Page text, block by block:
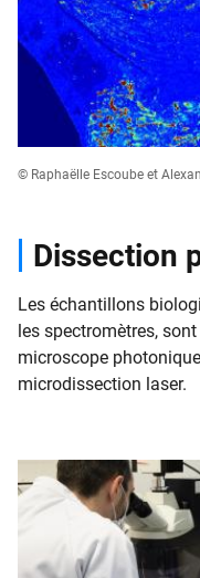
© Raphaëlle Escoube et
Dissection
Les échantillons
les spectromètres, sont
microscope
microdissection laser.